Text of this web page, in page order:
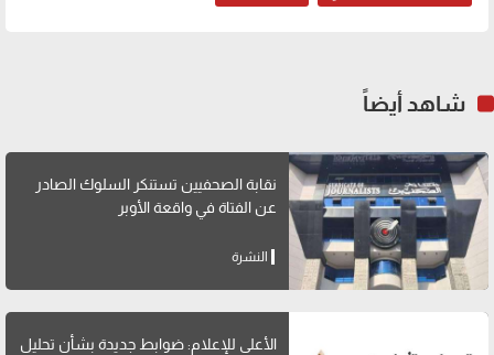
شاهد أيضاً
نقابة الصحفيين تستنكر السلوك الصادر
عن الفتاة في واقعة الأوبر
النشرة
الأعلى للإعلام: ضوابط جديدة بشأن تحليل